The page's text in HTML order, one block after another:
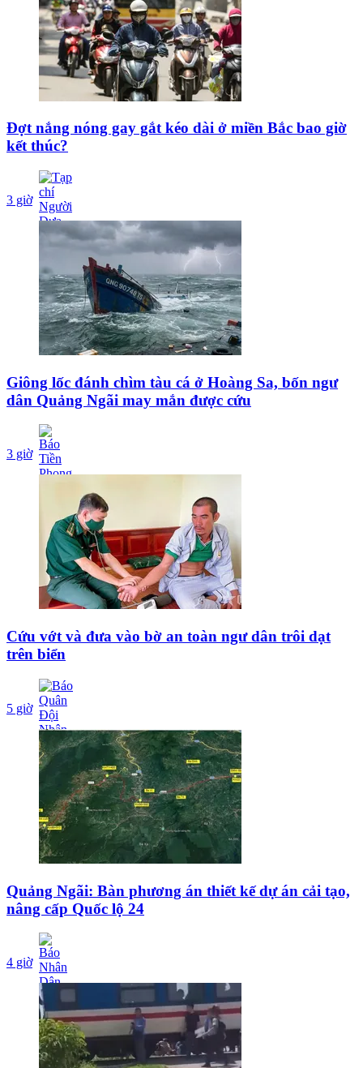
Đợt nắng nóng gay gắt kéo dài ở miền Bắc bao giờ
kết thúc?
3 giờ
Giông lốc đánh chìm tàu cá ở Hoàng Sa, bốn ngư
dân Quảng Ngãi may mắn được cứu
3 giờ
Cứu vớt và đưa vào bờ an toàn ngư dân trôi dạt
trên biển
5 giờ
Quảng Ngãi: Bàn phương án thiết kế dự án cải tạo,
nâng cấp Quốc lộ 24
4 giờ